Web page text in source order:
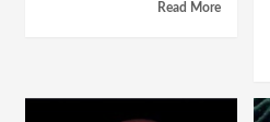
Read More